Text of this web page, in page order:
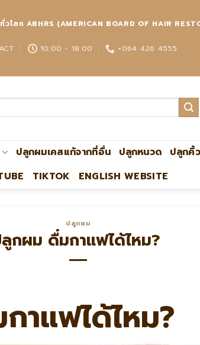
ก ABHRS (AMERICAN BOARD OF HAIR
10:00 - 18:00 +064 426 4555
ปลูกผมเคสแก้จากที่อื่น ปลูกหนวด ปลูกคิ้ว
TIKTOK ENGLISH WEBSITE
ปลูกผม
กผม ดื่มกาแฟได้ไหม?
าแฟได้ไหม?